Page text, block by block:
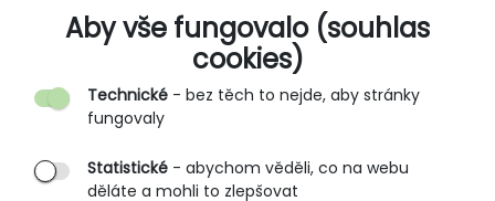
Aby vše fungovalo (souhlas
cookies)
Technické - bez těch to nejde, aby stránky
fungovaly
Statistické - abychom věděli, co na webu
děláte a mohli to zlepšovat
O SPOLEČNOSTI
O nás
Partnerské prodejny
B2B vstup